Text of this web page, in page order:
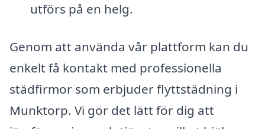
utförs på en helg.
Genom att använda vår plattform kan du
enkelt få kontakt med professionella
städfirmor som erbjuder flyttstädning i
Munktorp. Vi gör det lätt för dig att